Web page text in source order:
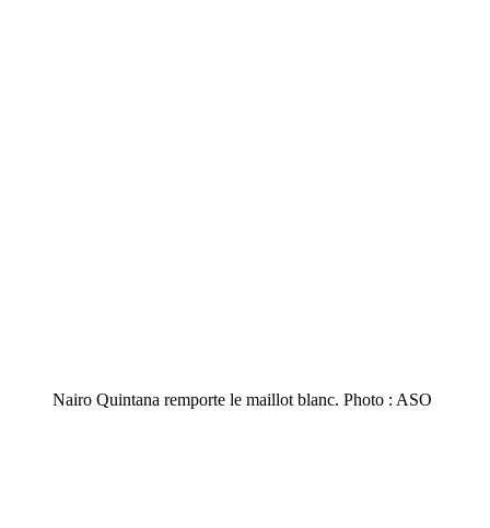
Nairo Quintana remporte le maillot blanc. Photo : ASO